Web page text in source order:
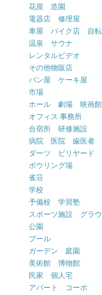
花屋 造園
電器店 修理屋
車屋 バイク店 自転
温泉 サウナ
レンタルビデオ
その他物販店
パン屋 ケーキ屋
市場
ホール 劇場 映画館
オフィス 事務所
合宿所 研修施設
病院 医院 歯医者
ダーツ ビリヤード
ボウリング場
雀荘
学校
予備校 学習塾
スポーツ施設 グラ
公園
プール
ガーデン 庭園
美術館 博物館
民家 個人宅
アパート コーポ